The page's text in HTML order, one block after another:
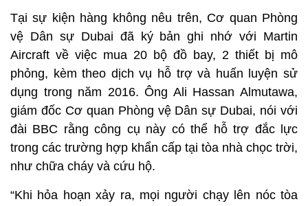
Tại sự kiện hàng không nêu trên, Cơ quan Phòng
vệ Dân sự Dubai đã ký bản ghi nhớ với Martin
Aircraft về việc mua 20 bộ đồ bay, 2 thiết bị mô
phỏng, kèm theo dịch vụ hỗ trợ và huấn luyện sử
dụng trong năm 2016. Ông Ali Hassan Almutawa,
giám đốc Cơ quan Phòng vệ Dân sự Dubai, nói với
đài BBC rằng công cụ này có thể hỗ trợ đắc lực
trong các trường hợp khẩn cấp tại tòa nhà chọc trời,
như chữa cháy và cứu hộ.
“Khi hỏa hoạn xảy ra, mọi người chạy lên nóc tòa